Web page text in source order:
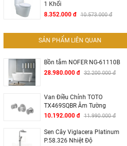
1 Khối
8.352.000 đ 10.573.000 đ
SẢN PHẨM LIÊN QUAN
Bồn tắm NOFER NG-61110B
28.980.000 đ 32.200.000 đ
Van Điều Chỉnh TOTO
TX469SQBR Âm Tường
10.192.000 đ 11.990.000 đ
Sen Cây Viglacera Platinum
P.58.326 Nhiệt Độ